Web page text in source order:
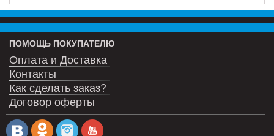
ПОМОЩЬ ПОКУПАТЕЛЮ
Оплата и Доставка
Контакты
Как сделать заказ?
Договор оферты